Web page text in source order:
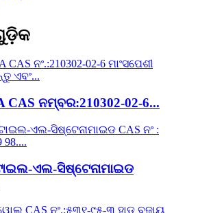
CAS ନମ୍ବର:210302-02-6...
ଏଲ-ସିଷ୍ଟେନାମାଇଡ